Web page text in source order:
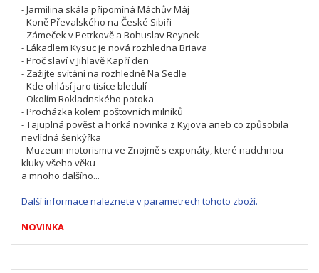
- Jarmilina skála připomíná Máchův Máj
- Koně Převalského na České Sibiři
- Zámeček v Petrkově a Bohuslav Reynek
- Lákadlem Kysuc je nová rozhledna Briava
- Proč slaví v Jihlavě Kapří den
- Zažijte svítání na rozhledně Na Sedle
- Kde ohlásí jaro tisíce bledulí
- Okolím Rokladnského potoka
- Procházka kolem poštovních milníků
- Tajuplná pověst a horká novinka z Kyjova aneb co způsobila
nevlídná šenkýřka
- Muzeum motorismu ve Znojmě s exponáty, které nadchnou
kluky všeho věku
a mnoho dalšího...
Další informace naleznete v parametrech tohoto zboží.
NOVINKA